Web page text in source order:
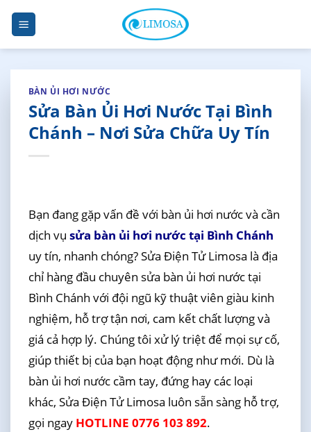
Skip
content
BÀN ỦI HƠI NƯỚC
Sửa Bàn Ủi Hơi Nước Tại Bình
Chánh – Nơi Sửa Chữa Uy Tín
Bạn đang gặp vấn đề với bàn ủi hơi nước và cần
dịch vụ sửa bàn ủi hơi nước tại Bình Chánh
uy tín, nhanh chóng? Sửa Điện Tử Limosa là địa
chỉ hàng đầu chuyên sửa bàn ủi hơi nước tại
Bình Chánh với đội ngũ kỹ thuật viên giàu kinh
nghiệm, hỗ trợ tận nơi, cam kết chất lượng và
giá cả hợp lý. Chúng tôi xử lý triệt để mọi sự cố,
giúp thiết bị của bạn hoạt động như mới. Dù là
bàn ủi hơi nước cầm tay, đứng hay các loại
khác, Sửa Điện Tử Limosa luôn sẵn sàng hỗ trợ,
gọi ngay HOTLINE 0776 103 892.